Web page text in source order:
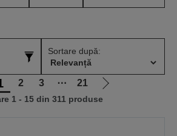
Sortare după:
2 3 ⋯ 21
Mergi
la
1 - 15 din 311 produse